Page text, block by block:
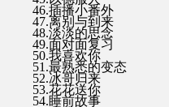
46.插播小番外
47.离别与到来
48.淡淡的思念
49.面对面复习
50.我喜欢你
51.最熟悉的变态
52.冰哥归来
53.花花送你
54.睡前故事